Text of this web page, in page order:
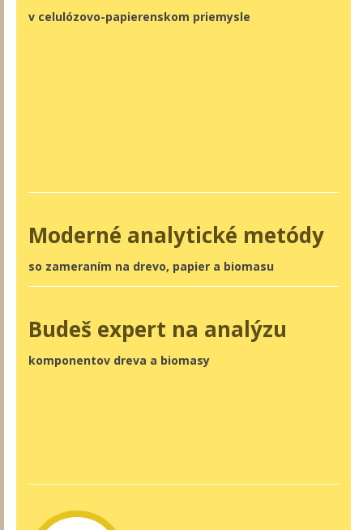
v celulózovo-papierenskom priemysle
Moderné analytické metódy
so zameraním na drevo, papier a biomasu
Budeš expert na analýzu
komponentov dreva a biomasy